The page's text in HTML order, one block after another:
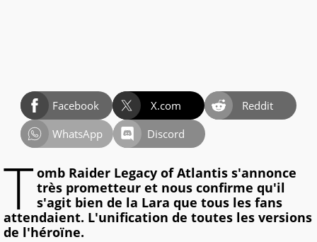
Facebook X.com
Reddit
WhatsApp
Discord
T omb Raider Legacy of Atlantis s'annonce
très prometteur et nous confirme qu'il
s'agit bien de la Lara que tous les fans
attendaient. L'unification de toutes les versions
de l'héroïne.